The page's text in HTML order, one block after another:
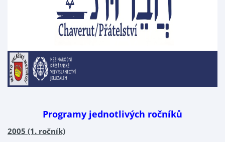
Programy jednotlivých ročníků
2005 (1. ročník)